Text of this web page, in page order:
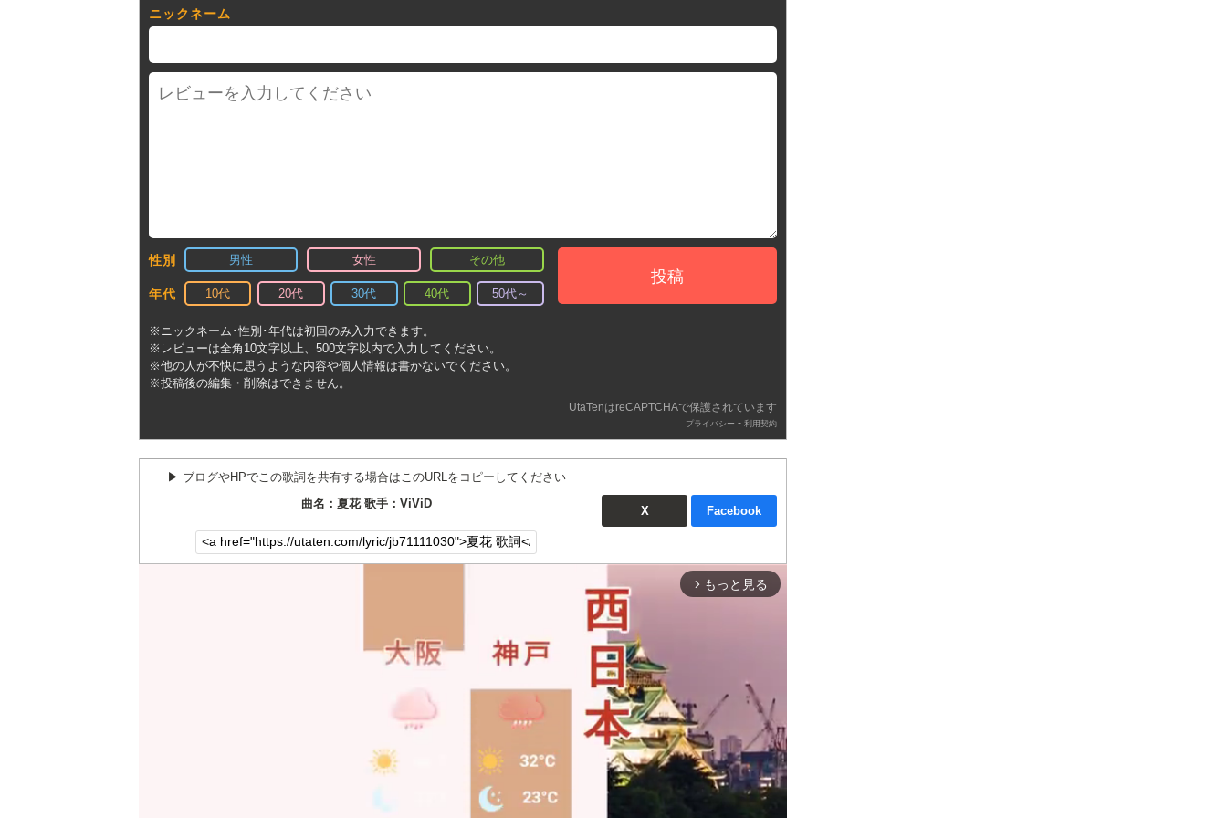
ニックネーム
性別 男性 女性 その他
年代 10代 20代 30代 40代 50代～
投稿
※ニックネーム･性別･年代は初回のみ入力できます。
※レビューは全角10文字以上、500文字以内で入力してください。
※他の人が不快に思うような内容や個人情報は書かないでください。
※投稿後の編集・削除はできません。
UtaTenはreCAPTCHAで保護されています
プライバシー - 利用契約
▶︎ ブログやHPでこの歌詞を共有する場合はこのURLをコピーしてください
曲名：夏花 歌手：ViViD
X Facebook
arrow_forward_ios もっと見る